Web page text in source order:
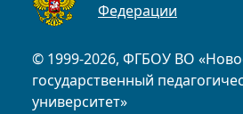
© 1999-2026, ФГБОУ ВО
государственный
университет»
Федерации